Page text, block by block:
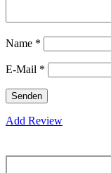
Name *
E-Mail *
Add Review